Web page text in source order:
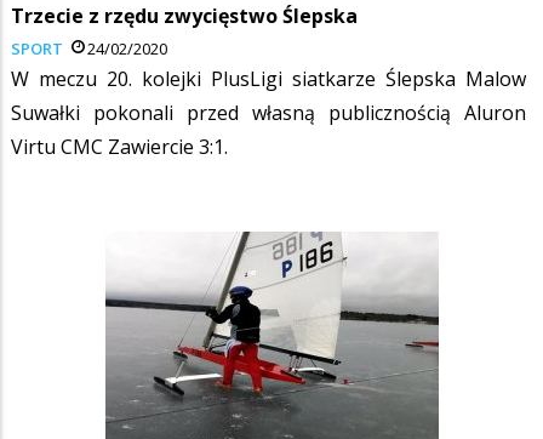
Trzecie z rzędu zwycięstwo Ślepska
SPORT 24/02/2020
W meczu 20. kolejki PlusLigi siatkarze Ślepska Malow
Suwałki pokonali przed własną publicznością Aluron
Virtu CMC Zawiercie 3:1.